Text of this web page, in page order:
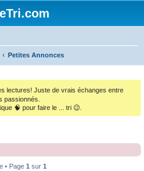
Petites Annonces
lectures! Juste de vrais échanges entre
passionnés.
🧠 pour faire le ... tri 😉.
• Page 1 sur 1